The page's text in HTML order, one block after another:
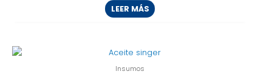
LEER MÁS
Insumos